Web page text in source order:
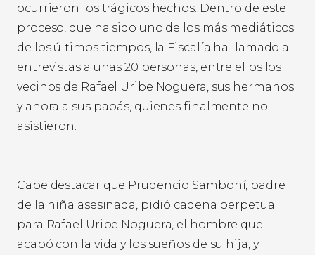
ocurrieron los trágicos hechos. Dentro de este
proceso, que ha sido uno de los más mediáticos
de los últimos tiempos, la Fiscalía ha llamado a
entrevistas a unas 20 personas, entre ellos los
vecinos de Rafael Uribe Noguera, sus hermanos
y ahora a sus papás, quienes finalmente no
asistieron.
Cabe destacar que Prudencio Samboní, padre
de la niña asesinada, pidió cadena perpetua
para Rafael Uribe Noguera, el hombre que
acabó con la vida y los sueños de su hija, y